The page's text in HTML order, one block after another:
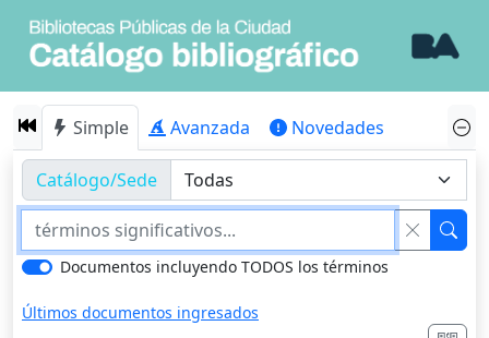
Simple Avanzada Novedades
Catálogo/Sede
Documentos incluyendo TODOS los términos
Últimos documentos ingresados